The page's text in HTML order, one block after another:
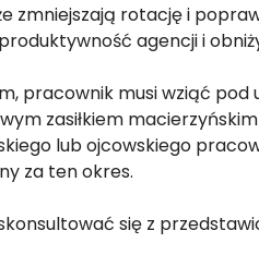
zmniejszają rotację i
agencji i
pracownik musi wziąć pod
zasiłkiem
lub ojcowskiego
za ten okres.
się z